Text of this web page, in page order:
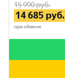
15 990руб.
14 685 руб.
при обмене